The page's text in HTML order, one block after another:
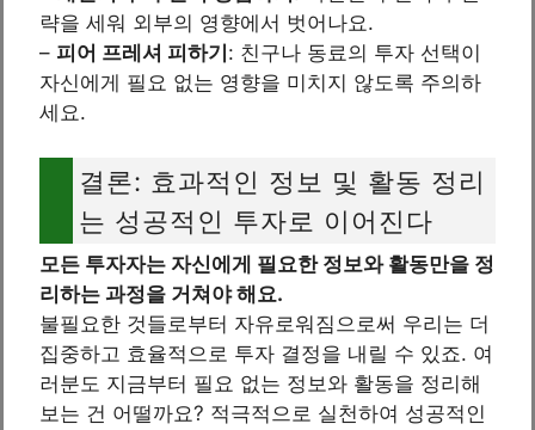
략을 세워 외부의 영향에서 벗어나요.
– 피어 프레셔 피하기: 친구나 동료의 투자 선택이
자신에게 필요 없는 영향을 미치지 않도록 주의하
세요.
결론: 효과적인 정보 및 활동 정리
는 성공적인 투자로 이어진다
모든 투자자는 자신에게 필요한 정보와 활동만을 정
리하는 과정을 거쳐야 해요.
불필요한 것들로부터 자유로워짐으로써 우리는 더
집중하고 효율적으로 투자 결정을 내릴 수 있죠. 여
러분도 지금부터 필요 없는 정보와 활동을 정리해
보는 건 어떨까요? 적극적으로 실천하여 성공적인